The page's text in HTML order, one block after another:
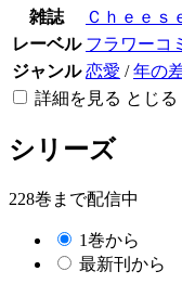
雑誌
Ｃｈｅｅｓ
レーベル フラワーコ
ジャンル 恋愛 /年の
詳細を見る とじる
シリーズ
228巻まで配信中
1巻から
最新刊から